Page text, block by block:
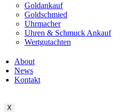
Goldankauf
Goldschmied
Uhrmacher
Uhren & Schmuck Ankauf
Wertgutachten
About
News
Kontakt
X